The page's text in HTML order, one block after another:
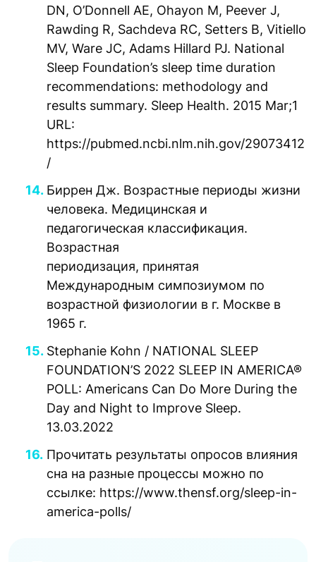
DN, O’Donnell AE, Ohayon M, Peever J,
Rawding R, Sachdeva RC, Setters B, Vitiello
MV, Ware JC, Adams Hillard PJ. National
Sleep Foundation’s sleep time duration
recommendations: methodology and
results summary. Sleep Health. 2015 Mar;1
URL:
https://pubmed.ncbi.nlm.nih.gov/29073412
/
Биррен Дж. Возрастные периоды жизни
человека. Медицинская и
педагогическая классификация.
Возрастная
периодизация, принятая
Международным симпозиумом по
возрастной физиологии в г. Москве в
1965 г.
Stephanie Kohn / NATIONAL SLEEP
FOUNDATION’S 2022 SLEEP IN AMERICA®
POLL: Americans Can Do More During the
Day and Night to Improve Sleep.
13.03.2022
Прочитать результаты опросов влияния
сна на разные процессы можно по
ссылке: https://www.thensf.org/sleep-in-
america-polls/